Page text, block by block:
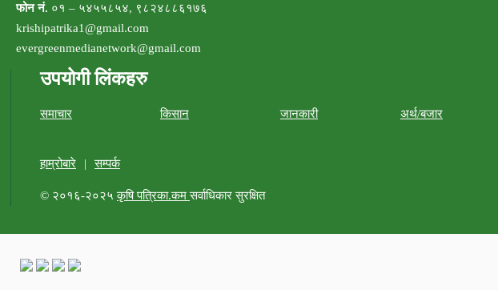
फोन नं. ०१ – ५४५५८५४, ९८२४८८६१७६
krishipatrika1@gmail.com
evergreenmedianetwork@gmail.com
उपयोगी लिंकहरु
समाचार किसान जानकारी अर्थ/बजार
हाम्रोबारे | सम्पर्क
© २०१६-२०२५कृषि पत्रिका.कमसर्वाधिकार सुरक्षित